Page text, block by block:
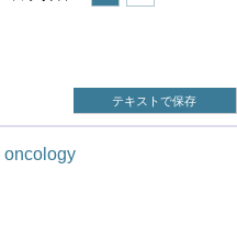
テキストで保存
oncology